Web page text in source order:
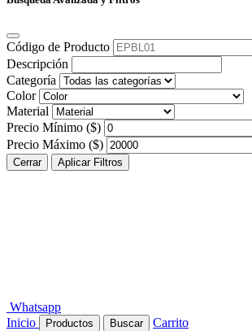
Código de Producto
Descripción
Categoría
Color
Material
Precio Mínimo ($)
Precio Máximo ($)
Cerrar Aplicar Filtros
Whatsapp
Inicio
Productos Buscar Carrito